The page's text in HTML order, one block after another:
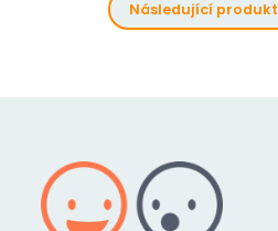
Následující produkt